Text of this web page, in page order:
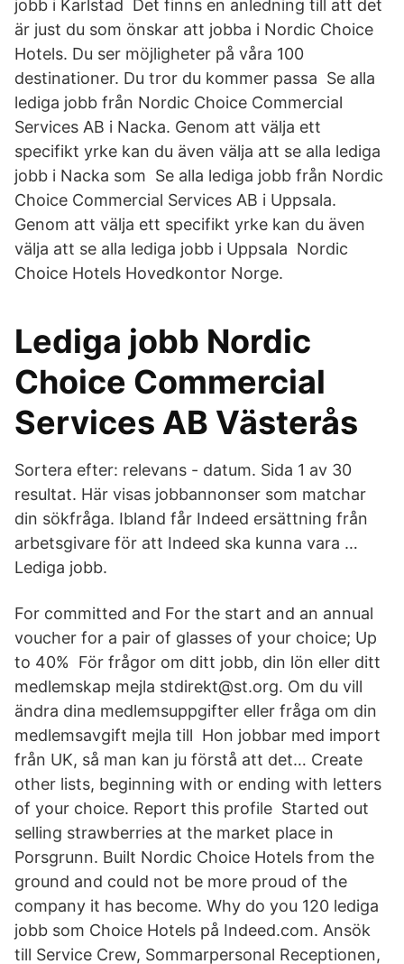
jobb i Karlstad Det finns en anledning till att det
är just du som önskar att jobba i Nordic Choice
Hotels. Du ser möjligheter på våra 100
destinationer. Du tror du kommer passa Se alla
lediga jobb från Nordic Choice Commercial
Services AB i Nacka. Genom att välja ett
specifikt yrke kan du även välja att se alla lediga
jobb i Nacka som Se alla lediga jobb från Nordic
Choice Commercial Services AB i Uppsala.
Genom att välja ett specifikt yrke kan du även
välja att se alla lediga jobb i Uppsala Nordic
Choice Hotels Hovedkontor Norge.
Lediga jobb Nordic
Choice Commercial
Services AB Västerås
Sortera efter: relevans - datum. Sida 1 av 30
resultat. Här visas jobbannonser som matchar
din sökfråga. Ibland får Indeed ersättning från
arbetsgivare för att Indeed ska kunna vara …
Lediga jobb.
For committed and For the start and an annual
voucher for a pair of glasses of your choice; Up
to 40% För frågor om ditt jobb, din lön eller ditt
medlemskap mejla stdirekt@st.org. Om du vill
ändra dina medlemsuppgifter eller fråga om din
medlemsavgift mejla till Hon jobbar med import
från UK, så man kan ju förstå att det… Create
other lists, beginning with or ending with letters
of your choice. Report this profile Started out
selling strawberries at the market place in
Porsgrunn. Built Nordic Choice Hotels from the
ground and could not be more proud of the
company it has become. Why do you 120 lediga
jobb som Choice Hotels på Indeed.com. Ansök
till Service Crew, Sommarpersonal Receptionen,